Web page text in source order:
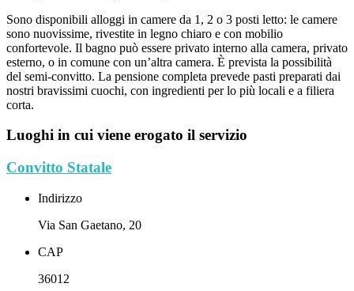
Sono disponibili alloggi in camere da 1, 2 o 3 posti letto: le camere
sono nuovissime, rivestite in legno chiaro e con mobilio
confortevole. Il bagno può essere privato interno alla camera, privato
esterno, o in comune con un’altra camera. È prevista la possibilità
del semi-convitto. La pensione completa prevede pasti preparati dai
nostri bravissimi cuochi, con ingredienti per lo più locali e a filiera
corta.
Luoghi in cui viene erogato il servizio
Convitto Statale
Indirizzo
Via San Gaetano, 20
CAP
36012